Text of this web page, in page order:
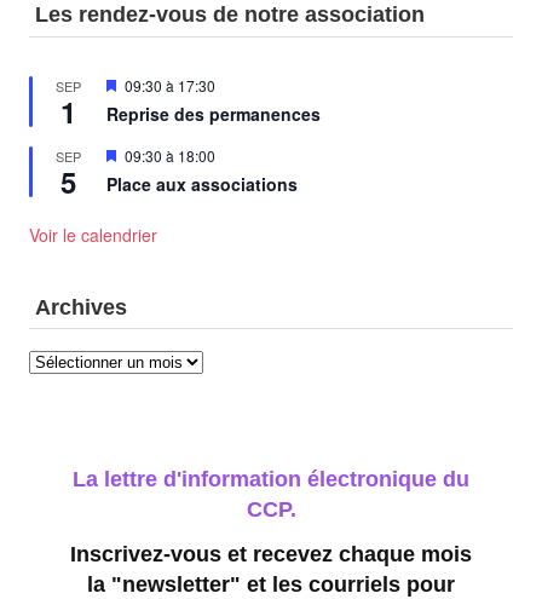
Les rendez-vous de notre association
SEP
1
Mis
avant
09:30 à 17:30
Reprise des permanences
SEP
5
Mis
avant
09:30 à 18:00
Place aux associations
Voir le calendrier
Archives
Archives
La lettre d'information électronique du
CCP.
Inscrivez-vous et recevez chaque mois
la "newsletter" et les courriels pour